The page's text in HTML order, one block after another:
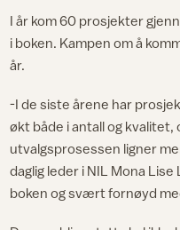
I år kom 60 prosjekter
i boken. Kampen om å
år.
-I de siste årene har
økt både i antall og kvalitet,
utvalgsprosessen ligner
daglig leder i NIL Mona
boken og svært fornøyd